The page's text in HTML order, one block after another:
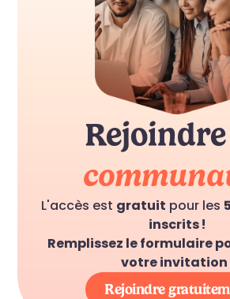
Rejoindre
L'accès est gratuit pour les
inscrits !
Remplissez le formulaire
votre invitation
Rejoindre